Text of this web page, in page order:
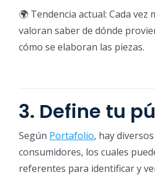
🌍 Tendencia actual: Cada vez
valoran saber de dónde
cómo se elaboran las piezas.
3. Define tu
Según Portafolio, hay
consumidores, los cuales
referentes para identificar y